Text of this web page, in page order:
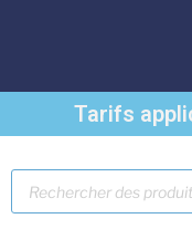
Tarifs